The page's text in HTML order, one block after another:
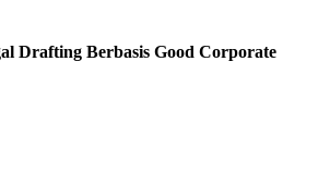
Drafting Berbasis Good Corporate